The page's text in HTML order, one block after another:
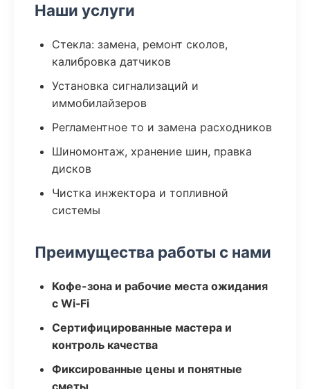
Наши услуги
Стекла: замена, ремонт сколов,
калибровка датчиков
Установка сигнализаций и
иммобилайзеров
Регламентное то и замена расходников
Шиномонтаж, хранение шин, правка
дисков
Чистка инжектора и топливной
системы
Преимущества работы с нами
Кофе-зона и рабочие места ожидания
с Wi‑Fi
Сертифицированные мастера и
контроль качества
Фиксированные цены и понятные
сметы